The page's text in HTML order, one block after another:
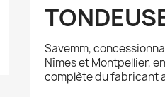
Savemm,
Nîmes et Montpellier,
complète du fabricant